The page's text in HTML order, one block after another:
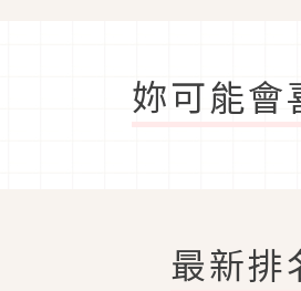
妳可能會
最新排